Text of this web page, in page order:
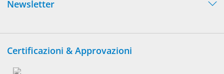
Newsletter
Certificazioni & Approvazioni